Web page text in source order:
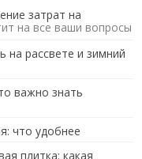
на все ваши вопросы
затрат на
на рассвете и зимний
важно знать
что удобнее
плитка: какая